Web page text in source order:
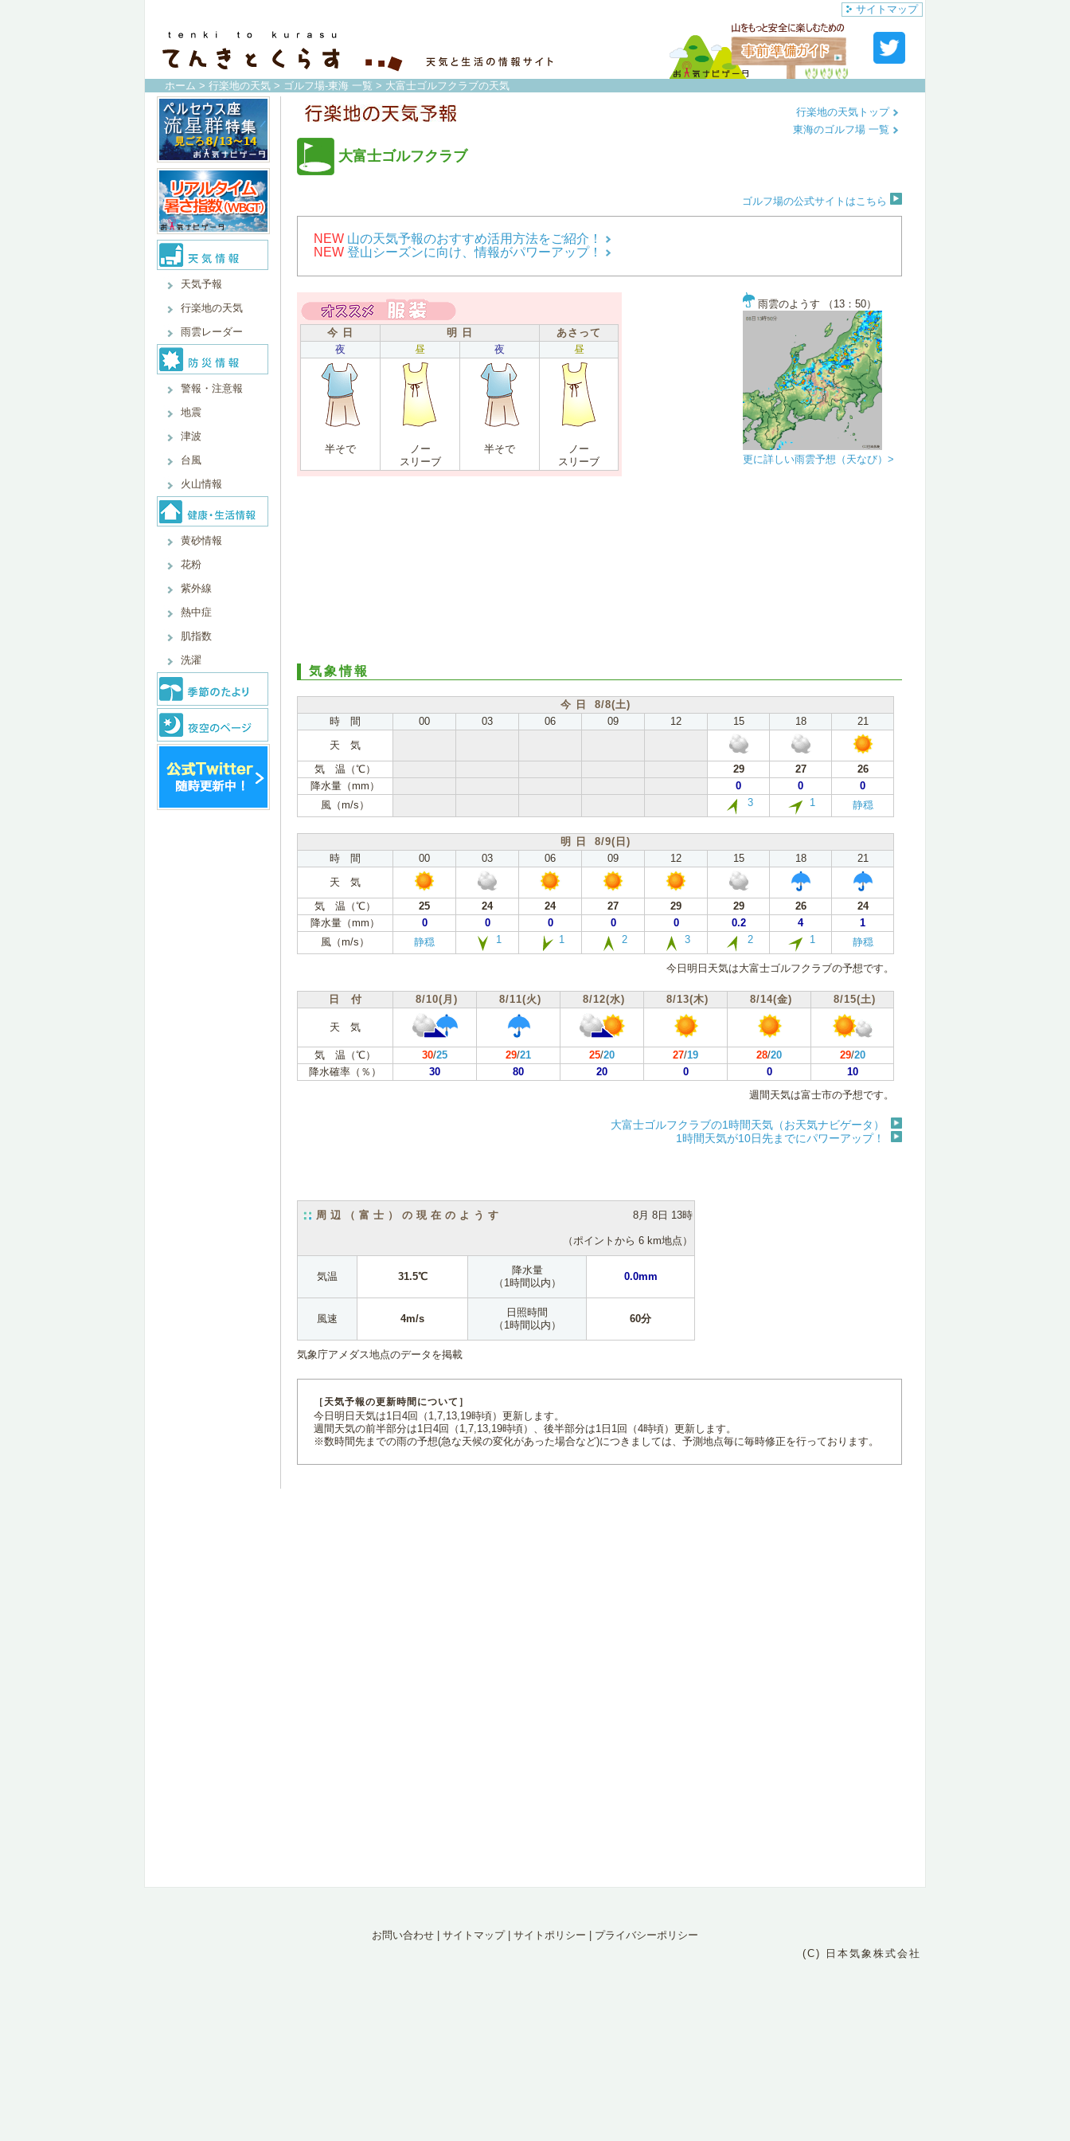
サイトマップ
ホーム > 行楽地の天気 > ゴルフ場-東海 一覧 > 大富士ゴルフクラブの天気
天気予報
行楽地の天気
雨雲レーダー
警報・注意報
地震
津波
台風
火山情報
黄砂情報
花粉
紫外線
熱中症
肌指数
洗濯
大富士ゴルフクラブ
行楽地の天気トップ
東海のゴルフ場 一覧
ゴルフ場の公式サイトはこちら
NEW 山の天気予報のおすすめ活用方法をご紹介！
NEW 登山シーズンに向け、情報がパワーアップ！
今 日 明 日
あさって
夜
昼 夜 昼
半そで
ノー
スリーブ
半そで
ノー
スリーブ
雨雲のようす （13：50）
更に詳しい雨雲予想（天なび）>
気象情報
今 日 8/8(土)
時 間
00 03 06 09 12 15 18
21
天 気
気 温（℃）
29 27
26
降水量（mm）
0 0
0
風（m/s）
3 1 静穏
明 日 8/9(日)
時 間
00 03 06 09 12 15 18
21
天 気
気 温（℃）
25 24 24 27 29 29 26
24
降水量（mm）
0 0 0 0 0 0.2 4
1
風（m/s）
静穏 1 1 2 3 2 1 静穏
今日明日天気は大富士ゴルフクラブの予想です。
日 付 8/10(月) 8/11(火) 8/12(水) 8/13(木) 8/14(金) 8/15(土)
天 気
気 温（℃） 30/25 29/21 25/20 27/19 28/20 29/20
降水確率（％）
30 80 20 0 0
10
週間天気は富士市の予想です。
大富士ゴルフクラブの1時間天気（お天気ナビゲータ）
1時間天気が10日先までにパワーアップ！
周辺（富士）の現在のようす 8月 8日 13時
（ポイントから 6 km地点）
気温 31.5℃
降水量
（1時間以内）
0.0mm
風速 4m/s
日照時間
（1時間以内）
60分
気象庁アメダス地点のデータを掲載
［天気予報の更新時間について］
今日明日天気は1日4回（1,7,13,19時頃）更新します。
週間天気の前半部分は1日4回（1,7,13,19時頃）、後半部分は1日1回（4時頃）更新します。
※数時間先までの雨の予想(急な天候の変化があった場合など)につきましては、予測地点毎に毎時修正を行っております。
お問い合わせ サイトマップ| サイトポリシー
プライバシーポリシー
(C) 日本気象株式会社